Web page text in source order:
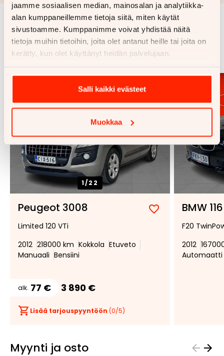
jaamme sosiaalisen median, mainosalan ja analytiikka-
alan kumppaneillemme tietoja siitä, miten käytät
sivustoamme. Kumppanimme voivat yhdistää näitä
tietoja muihin tietoihin, joita olet antanut heille tai joita on
kerätty, kun olet käyttänyt heidän palvelujaan.
Salli kaikki evästeet
Muokkaa
Samankaltaisia ajoneuvoja
Katso kaikki
1/22
Peugeot 3008
Lisää
suosikiksi
Poista
suosikeista
Limited 120 VTi
2012 218000 km Kokkola Etuveto
Manuaali Bensiini
alk. 77 € 3 890 €
Lisää tarjouspyyntöön (0/5)
BMW 116
F20
2012
Automaatti
Myynti ja osto